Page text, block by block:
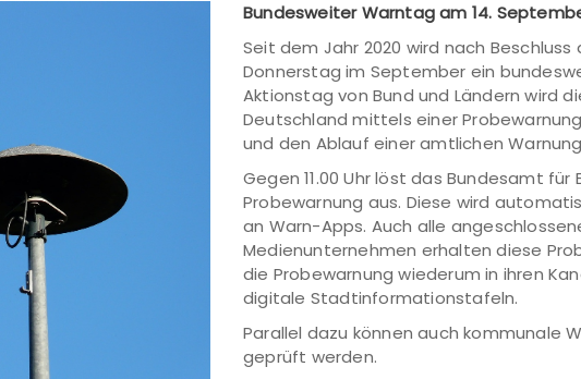
Bundesweiter Warntag am 14.
Seit dem Jahr 2020 wird nach
Donnerstag im September ein
Aktionstag von Bund und Ländern wird
Deutschland mittels einer
und den Ablauf einer amtlichen
Gegen 11.00 Uhr löst das Bundesamt
Probewarnung aus. Diese wird
an Warn-Apps. Auch alle
Medienunternehmen erhalten diese
die Probewarnung wiederum in ihren
digitale Stadtinformationstafeln.
Parallel dazu können auch kommunale
geprüft werden.